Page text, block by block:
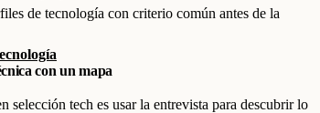
de tecnología con criterio común antes de la
con un mapa
selección tech es usar la entrevista para descubrir lo